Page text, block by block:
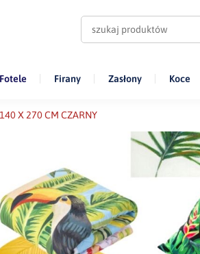
Firany Zasłony Koce
X 270 CM CZARNY